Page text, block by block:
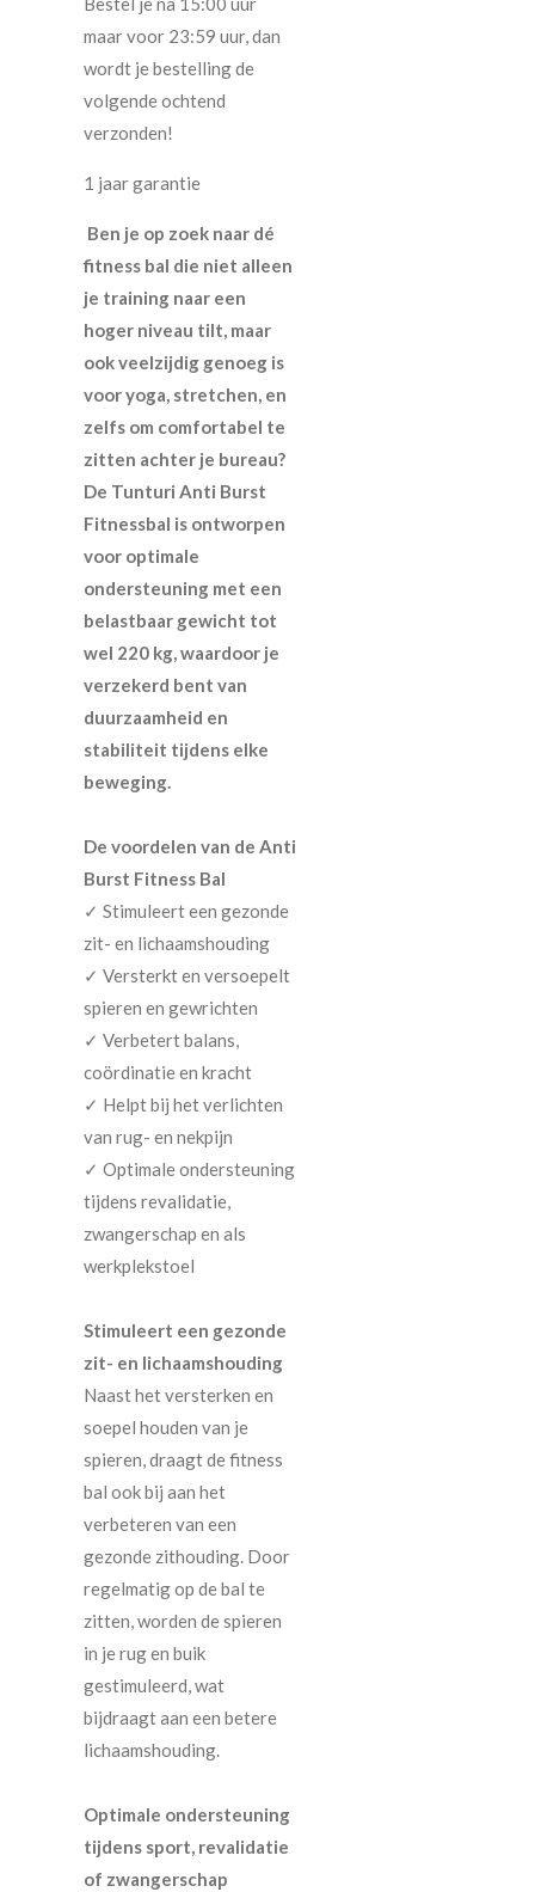
maar voor 23:59 uur, dan
wordt je bestelling de
volgende ochtend
verzonden!
1 jaar garantie
Ben je op zoek naar dé
fitness bal die niet alleen
je training naar een
hoger niveau tilt, maar
ook veelzijdig genoeg is
voor yoga, stretchen, en
zelfs om comfortabel te
zitten achter je bureau?
De Tunturi Anti Burst
Fitnessbal is ontworpen
voor optimale
ondersteuning met een
belastbaar gewicht tot
wel 220 kg, waardoor je
verzekerd bent van
duurzaamheid en
stabiliteit tijdens elke
beweging.
De voordelen van de Anti
Burst Fitness Bal
✓ Stimuleert een gezonde
zit- en lichaamshouding
✓ Versterkt en versoepelt
spieren en gewrichten
✓ Verbetert balans,
coördinatie en kracht
✓ Helpt bij het verlichten
van rug- en nekpijn
✓ Optimale ondersteuning
tijdens revalidatie,
zwangerschap en als
werkplekstoel
Stimuleert een gezonde
zit- en lichaamshouding
Naast het versterken en
soepel houden van je
spieren, draagt de fitness
bal ook bij aan het
verbeteren van een
gezonde zithouding. Door
regelmatig op de bal te
zitten, worden de spieren
in je rug en buik
gestimuleerd, wat
bijdraagt aan een betere
lichaamshouding.
Optimale ondersteuning
tijdens sport, revalidatie
of zwangerschap